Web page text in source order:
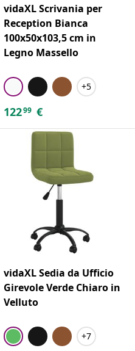
vidaXL Scrivania per
Reception Bianca
100x50x103,5 cm in
Legno Massello
+5
12299 €
vidaXL Sedia da Ufficio
Girevole Verde Chiaro in
Velluto
+7